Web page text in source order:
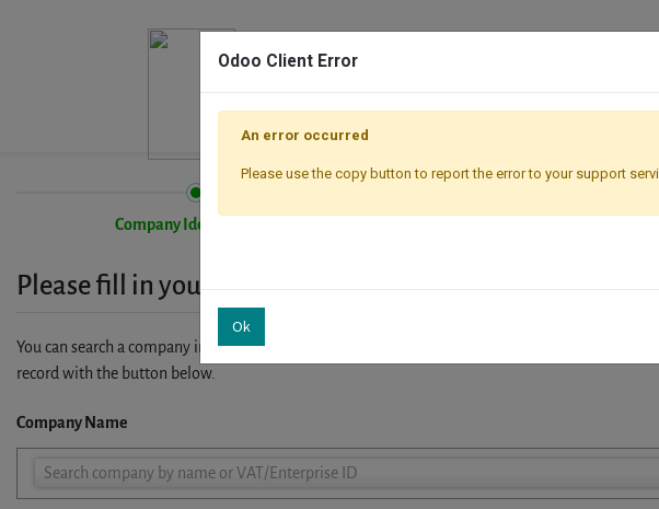
Company Identification
Please fill in your company details
You can search a company in our database by name, VAT or enterprise ID. When a company
record with the button below.
Company Name
Search company by name or VAT/Enterprise ID
Company
Odoo Client Error
An error occurred
Please use the copy button to report the error to your support
Ok